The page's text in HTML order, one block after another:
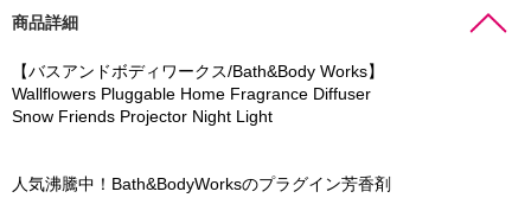
商品詳細
【バスアンドボディワークス/Bath&Body Works】
Wallflowers Pluggable Home Fragrance Diffuser
Snow Friends Projector Night Light
人気沸騰中！Bath&BodyWorksのプラグイン芳香剤